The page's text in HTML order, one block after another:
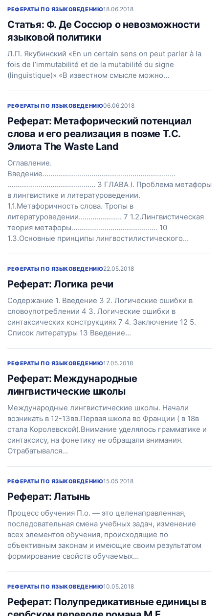
РЕФЕРАТЫ ПО ЯЗЫКОВЕДЕНИЮ18.06.2018
Статья: Ф. Де Соссюр о невозможности
языковой политики
Л.П. Якубинский «En un certain sens on peut parler à la
fois de l’immutabilité et de la mutabilité du signe
(linguistique)» «В известном смысле можно…
РЕФЕРАТЫ ПО ЯЗЫКОВЕДЕНИЮ06.06.2018
Реферат: Метафорический потенциал
слова и его реализация в поэме Т.С.
Элиота The Waste Land
Оглавление.
Введение…………………………………………………………..
……………………………………… 3 ГЛАВА I. Проблема метафоры
в лингвистике и литературоведении.
1.1.Метафоричность слова. Тропы в
литературоведении…………………. 7 1.2.Лингвистическая
теория метафоры…………………………………….. 10
1.3.Основные принципы лингвостилистического…
РЕФЕРАТЫ ПО ЯЗЫКОВЕДЕНИЮ22.05.2018
Реферат: Логика речи
Содержание 1. Введение 3 2. Логические ошибки в
словоупотреблении 4 3. Логические ошибки в
синтаксических конструкциях 7 4. Заключение 12 5.
Список литературы 13 Введение…
РЕФЕРАТЫ ПО ЯЗЫКОВЕДЕНИЮ17.05.2018
Реферат: Международные
лингвистические школы
Международные лингвистические школы. Начали
возникать в 12-13вв.Первая школа во Франции ( в 18в
стала Королевской).Внимание уделялось грамматике и
синтаксису, на фонетику не обращали внимания.
Отрабатывался…
РЕФЕРАТЫ ПО ЯЗЫКОВЕДЕНИЮ15.05.2018
Реферат: Латынь
Процесс обучения П.о. — это целенаправленная,
последовательная смена учебных задач, изменение
всех элементов обучения, происходящие по
объективным законам и имеющие своим результатом
формирование свойств обучаемых…
РЕФЕРАТЫ ПО ЯЗЫКОВЕДЕНИЮ10.05.2018
Реферат: Полупредикативные единицы в